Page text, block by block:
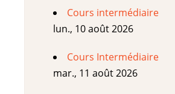
Cours intermédiaire
lun., 10 août 2026
Cours Intermédiaire
mar., 11 août 2026